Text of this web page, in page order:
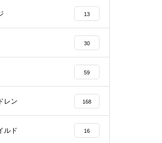
13
30
59
レン 168
ルド 16